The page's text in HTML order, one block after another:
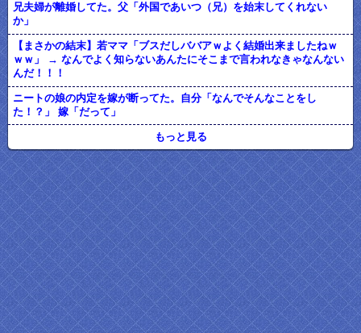
兄夫婦が離婚してた。父「外国であいつ（兄）を始末してくれない
か」
【まさかの結末】若ママ「ブスだしババアｗよく結婚出来ましたねｗ
ｗｗ」 → なんでよく知らないあんたにそこまで言われなきゃなんない
んだ！！！
ニートの娘の内定を嫁が断ってた。自分「なんでそんなことをし
た！？」 嫁「だって」
もっと見る